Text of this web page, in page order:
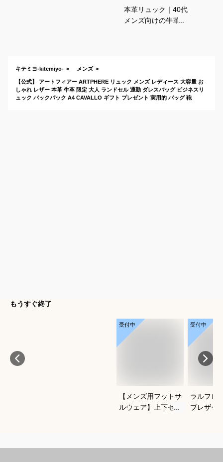
本革リュック｜40代
メンズ向けの牛革な
キテミヨ-kitemiyo- メンズ
【公式】 アートフィアー ARTPHERE リュック メンズ レディース 大容量 お
しゃれ レザー 本革 牛革 限定 大人 ランドセル 通勤 ダレスバッグ ビジネスリ
ュック バックパック A4 CAVALLO ギフト プレゼント 実用的 バッグ 鞄
もうすぐ終了
受付中
【メンズ用フットサ
ルウェア】上下セッ
受付中
ラルフロ
ブレザー